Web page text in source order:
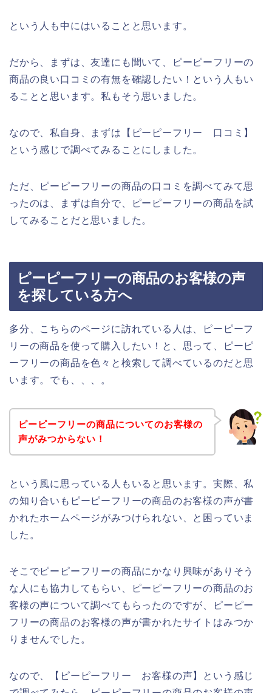
という人も中にはいることと思います。
だから、まずは、友達にも聞いて、ピーピーフリーの
商品の良い口コミの有無を確認したい！という人もい
ることと思います。私もそう思いました。
なので、私自身、まずは【ピーピーフリー 口コミ】
という感じで調べてみることにしました。
ただ、ピーピーフリーの商品の口コミを調べてみて思
ったのは、まずは自分で、ピーピーフリーの商品を試
してみることだと思いました。
ピーピーフリーの商品のお客様の声
を探している方へ
多分、こちらのページに訪れている人は、ピーピーフ
リーの商品を使って購入したい！と、思って、ピーピ
ーフリーの商品を色々と検索して調べているのだと思
います。でも、、、。
ピーピーフリーの商品についてのお客様の
声がみつからない！
という風に思っている人もいると思います。実際、私
の知り合いもピーピーフリーの商品のお客様の声が書
かれたホームページがみつけられない、と困っていま
した。
そこでピーピーフリーの商品にかなり興味がありそう
な人にも協力してもらい、ピーピーフリーの商品のお
客様の声について調べてもらったのですが、ピーピー
フリーの商品のお客様の声が書かれたサイトはみつか
りませんでした。
なので、【ピーピーフリー お客様の声】という感じ